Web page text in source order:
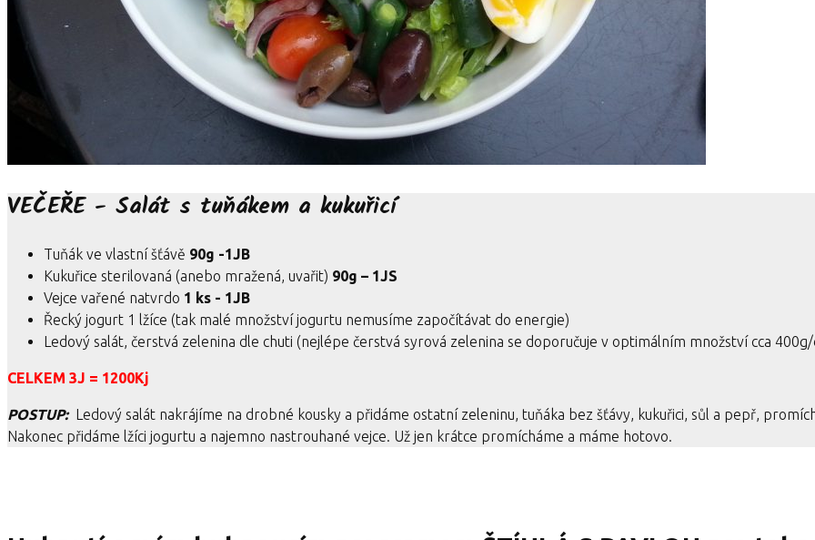
VEČEŘE - Salát s tuňákem a kukuřicí
Tuňák ve vlastní šťávě 90g -1JB
Kukuřice sterilovaná (anebo mražená, uvařit) 90g – 1JS
Vejce vařené natvrdo 1 ks - 1JB
Řecký jogurt 1 lžíce (tak malé množství jogurtu nemusíme započítávat do energie)
Ledový salát, čerstvá zelenina dle chuti (nejlépe čerstvá syrová zelenina se doporučuje v optimálním množství cca
CELKEM 3J = 1200Kj
POSTUP:Ledový salát nakrájíme na drobné kousky a přidáme ostatní zeleninu, tuňáka bez šťávy, kukuřici, sůl a pepř,
Nakonec přidáme lžíci jogurtu a najemno nastrouhané vejce. Už jen krátce promícháme a máme hotovo.